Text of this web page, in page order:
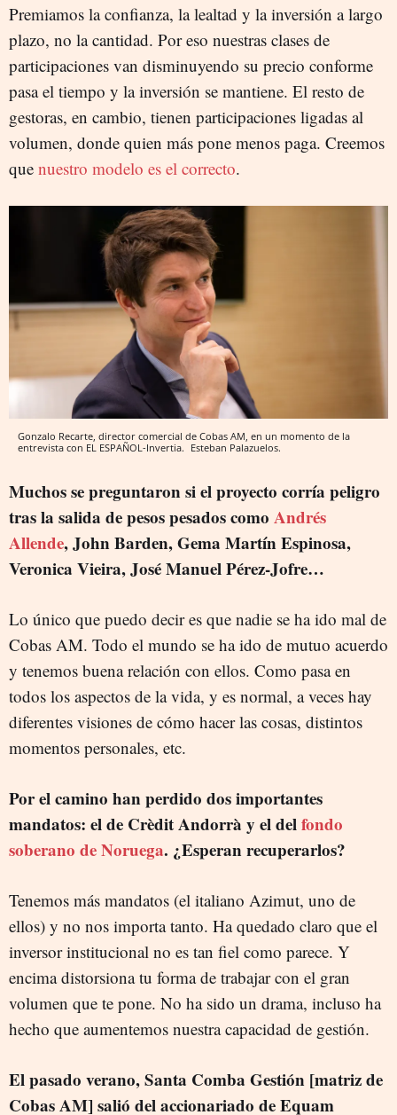
Premiamos la confianza, la lealtad y la inversión a largo
plazo, no la cantidad. Por eso nuestras clases de
participaciones van disminuyendo su precio conforme
pasa el tiempo y la inversión se mantiene. El resto de
gestoras, en cambio, tienen participaciones ligadas al
volumen, donde quien más pone menos paga. Creemos
que nuestro modelo es el correcto.
Gonzalo Recarte, director comercial de Cobas AM, en un momento de la
entrevista con EL ESPAÑOL-Invertia. Esteban Palazuelos.
Muchos se preguntaron si el proyecto corría peligro
tras la salida de pesos pesados como Andrés
Allende, John Barden, Gema Martín Espinosa,
Veronica Vieira, José Manuel Pérez-Jofre…
Lo único que puedo decir es que nadie se ha ido mal de
Cobas AM. Todo el mundo se ha ido de mutuo acuerdo
y tenemos buena relación con ellos. Como pasa en
todos los aspectos de la vida, y es normal, a veces hay
diferentes visiones de cómo hacer las cosas, distintos
momentos personales, etc.
Por el camino han perdido dos importantes
mandatos: el de Crèdit Andorrà y el delfondo
soberano de Noruega. ¿Esperan recuperarlos?
Tenemos más mandatos (el italiano Azimut, uno de
ellos) y no nos importa tanto. Ha quedado claro que el
inversor institucional no es tan fiel como parece. Y
encima distorsiona tu forma de trabajar con el gran
volumen que te pone. No ha sido un drama, incluso ha
hecho que aumentemos nuestra capacidad de gestión.
El pasado verano, Santa Comba Gestión [matriz de
Cobas AM] salió del accionariado de Equam